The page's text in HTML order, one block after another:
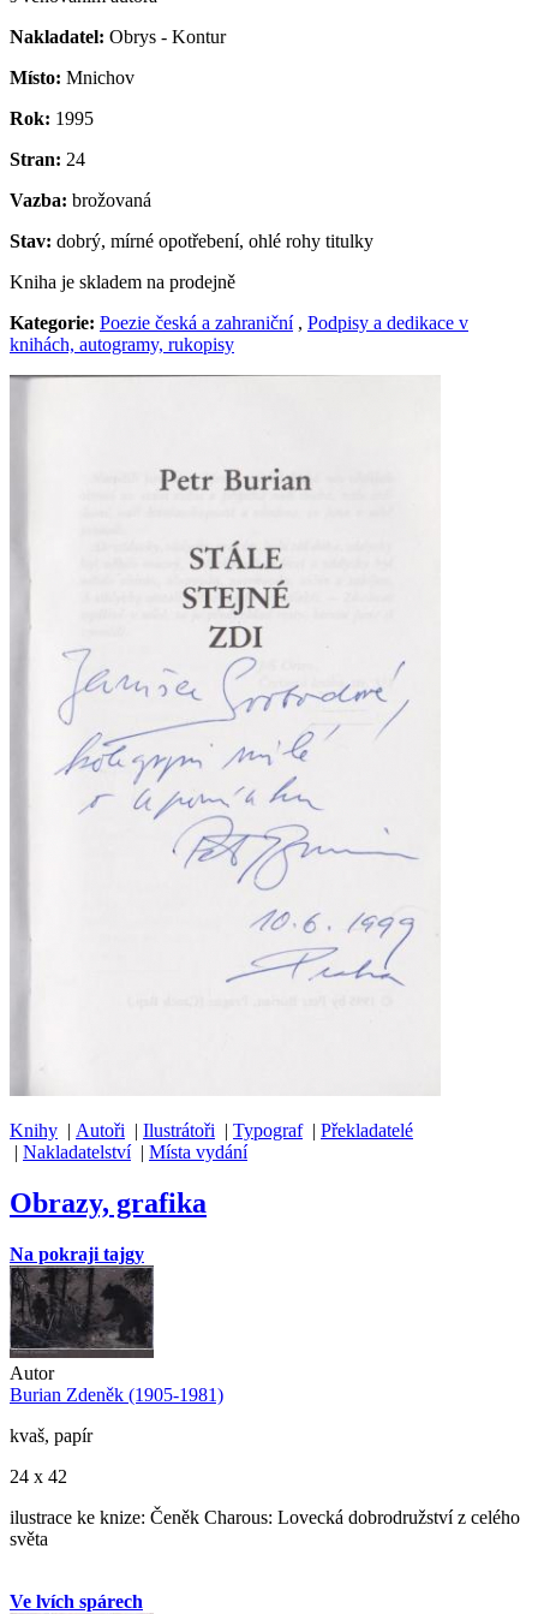
Nakladatel: Obrys - Kontur
Místo: Mnichov
Rok: 1995
Stran: 24
Vazba: brožovaná
Stav: dobrý, mírné opotřebení, ohlé rohy titulky
Kniha je skladem na prodejně
Kategorie: Poezie česká a zahraniční, Podpisy a dedikace v
knihách, autogramy, rukopisy
Knihy | Autoři | Ilustrátoři | Typograf| Překladatelé
| Nakladatelství| Místa vydání
Obrazy, grafika
Na pokraji tajgy
Autor
Burian Zdeněk (1905-1981)
kvaš, papír
24 x 42
ilustrace ke knize: Čeněk Charous: Lovecká dobrodružství z celého
světa
Ve lvích spárech